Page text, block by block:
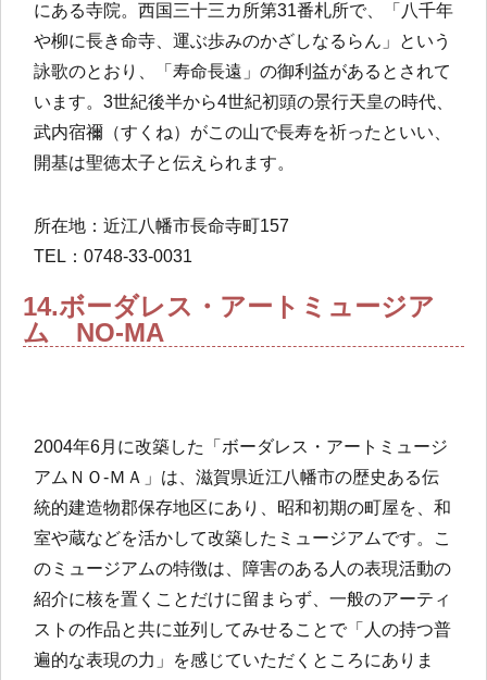
にある寺院。西国三十三カ所第31番札所で、「八千年
や柳に長き命寺、運ぶ歩みのかざしなるらん」という
詠歌のとおり、「寿命長遠」の御利益があるとされて
います。3世紀後半から4世紀初頭の景行天皇の時代、
武内宿禰（すくね）がこの山で長寿を祈ったといい、
開基は聖徳太子と伝えられます。
所在地：近江八幡市長命寺町157
TEL：0748-33-0031
14.ボーダレス・アートミュージア
ム NO-MA
2004年6月に改築した「ボーダレス・アートミュージ
アムＮＯ-ＭＡ」は、滋賀県近江八幡市の歴史ある伝
統的建造物郡保存地区にあり、昭和初期の町屋を、和
室や蔵などを活かして改築したミュージアムです。こ
のミュージアムの特徴は、障害のある人の表現活動の
紹介に核を置くことだけに留まらず、一般のアーティ
ストの作品と共に並列してみせることで「人の持つ普
遍的な表現の力」を感じていただくところにありま